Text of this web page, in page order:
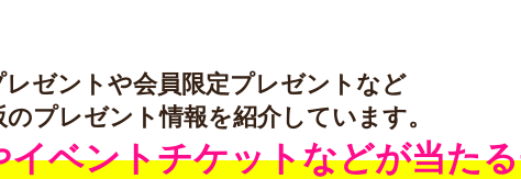
レゼントや会員限定プレゼントなど
のプレゼント情報を紹介しています。
イベントチケットなどが当た